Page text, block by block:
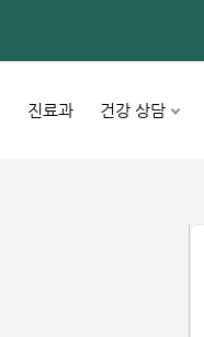
진료과 건강 상담